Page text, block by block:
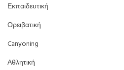
Εκπαιδευτική
Ορειβατική
Canyoning
Αθλητική